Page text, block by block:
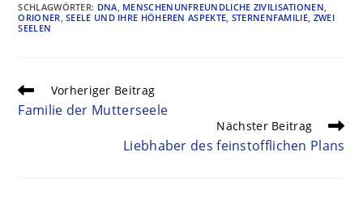
SCHLAGWÖRTER: DNA, MENSCHENUNFREUNDLICHE ZIVILISATIONEN,
ORIONER, SEELE UND IHRE HÖHEREN ASPEKTE, STERNENFAMILIE, ZWEI
SEELEN
Vorheriger Beitrag
Familie der Mutterseele
Nächster Beitrag
Liebhaber des feinstofflichen Plans